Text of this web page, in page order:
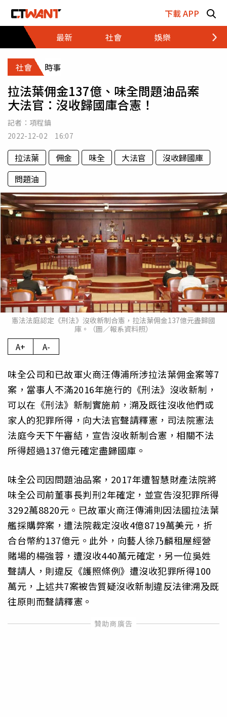
下載 APP
最新
社會 娛樂 財經
社會 時事
拉法葉佣金137億、味全問題油品案
大法官：沒收歸國庫合憲！
記者： 項程鎮
2022-12-02 16:07
拉法葉 佣金 味全 大法官
沒收歸國庫
問題油
憲法法庭認定《刑法》沒收新制合憲，拉法葉佣金137億元盡歸國
庫。（圖／報系資料照）
A+ A-
味全公司和已故軍火商汪傳浦所涉拉法葉佣金案等7
案，當事人不滿2016年施行的《刑法》沒收新制，
可以在《刑法》新制實施前，溯及既往沒收他們或
家人的犯罪所得，向大法官聲請釋憲，司法院憲法
法庭今天下午審結，宣告沒收新制合憲，相關不法
所得超過137億元確定盡歸國庫。
味全公司因問題油品案，2017年遭智慧財產法院將
味全公司前董事長判刑2年確定，並宣告沒犯罪所得
3292萬8820元。已故軍火商汪傳浦則因法國拉法葉
艦採購弊案，遭法院裁定沒收4億8719萬美元，折
合台幣約137億元。此外，向藝人徐乃麟租屋經營
賭場的楊強蓉，遭沒收440萬元確定，另一位吳姓
聲請人，則違反《護照條例》遭沒收犯罪所得100
萬元，上述共7案被告質疑沒收新制違反法律溯及既
往原則而聲請釋憲。